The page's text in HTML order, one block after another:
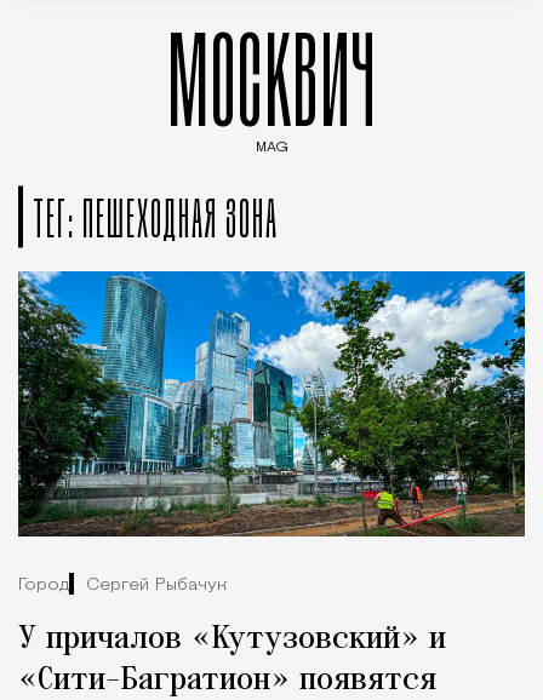
МОСКВИЧ
MAG
ТЕГ: ПЕШЕХОДНАЯ ЗОНА
Город Сергей Рыбачук
У причалов «Кутузовский» и
«Сити-Багратион» появятся